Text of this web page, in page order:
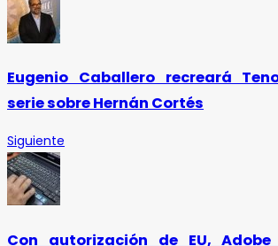
Eugenio Caballero recreará
serie sobre Hernán Cortés
Siguiente
Con autorización de EU,